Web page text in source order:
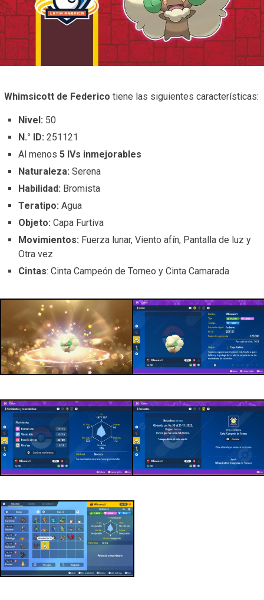
Whimsicott de Federico tiene las siguientes características:
Nivel: 50
N.° ID: 251121
Al menos 5 IVs inmejorables
Naturaleza: Serena
Habilidad: Bromista
Teratipo: Agua
Objeto: Capa Furtiva
Movimientos: Fuerza lunar, Viento afín, Pantalla de luz y
Otra vez
Cintas: Cinta Campeón de Torneo y Cinta Camarada